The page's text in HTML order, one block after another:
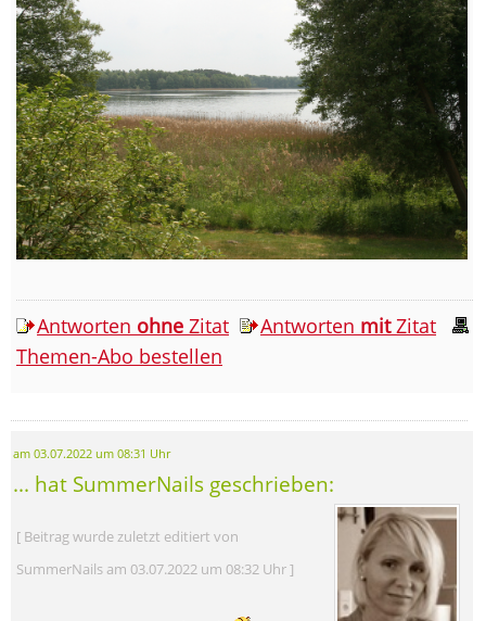
Antworten ohne Zitat Antworten mitZitat
Themen-Abo bestellen
am 03.07.2022 um 08:31 Uhr
... hat SummerNails geschrieben:
[ Beitrag wurde zuletzt editiert von
SummerNails am 03.07.2022 um 08:32 Uhr ]